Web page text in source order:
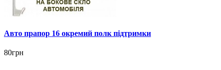
Авто прапор 16 окремий полк підтримки
80грн